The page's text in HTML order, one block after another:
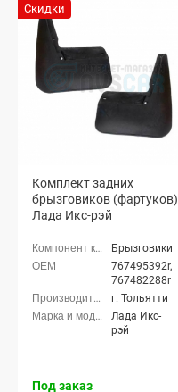
Лада Веста
Кросс седан,
Лада Веста
Лада Веста
Спорт, Лада
Икс-рэй,
Лада Гранта
ФЛ седан,
Лада Гранта
ФЛ хэтчбек,
Лада Гранта
ФЛ
универсал,
Скидки
Комплект задних
брызговиков (фартуков)
Лада Икс-рэй
Брызговики
767495392r,
767482288r
г. Тольятти
Лада Икс-
рэй
Под заказ